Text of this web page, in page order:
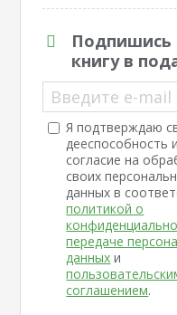
Подпишись
книгу в
Введите e-mail
Я подтверждаю
дееспособность
согласие на
своих
данных в
политикой о
передаче
данных и
соглашением.